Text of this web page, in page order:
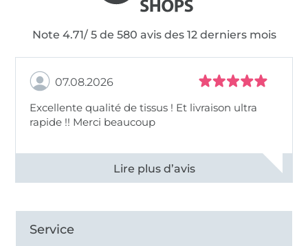
Note 4.71/ 5 de 580 avis des 12 derniers mois
07.08.2026
Excellente qualité de tissus ! Et livraison ultra
rapide !! Merci beaucoup
Voir tous les 11496 commentaires
Service